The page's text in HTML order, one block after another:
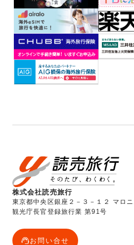
株式会社読売旅行
東京都中央区銀座２－３－１２ マロ
観光庁長官登録旅行業 第91号
お問い合せ